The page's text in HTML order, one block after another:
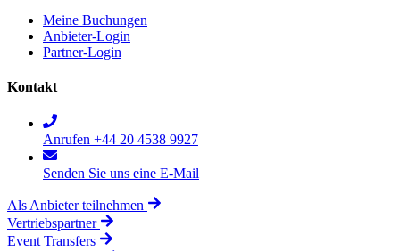
Meine Buchungen
Anbieter-Login
Partner-Login
Kontakt
Anrufen +44 20 4538 9927
Senden Sie uns eine E-Mail
Als Anbieter teilnehmen
Vertriebspartner
Event Transfers